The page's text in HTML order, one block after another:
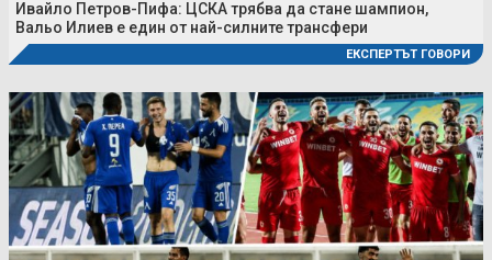
Ивайло Петров-Пифа: ЦСКА трябва да стане шампион,
Вальо Илиев е един от най-силните трансфери
ЕКСПЕРТЪТ ГОВОРИ